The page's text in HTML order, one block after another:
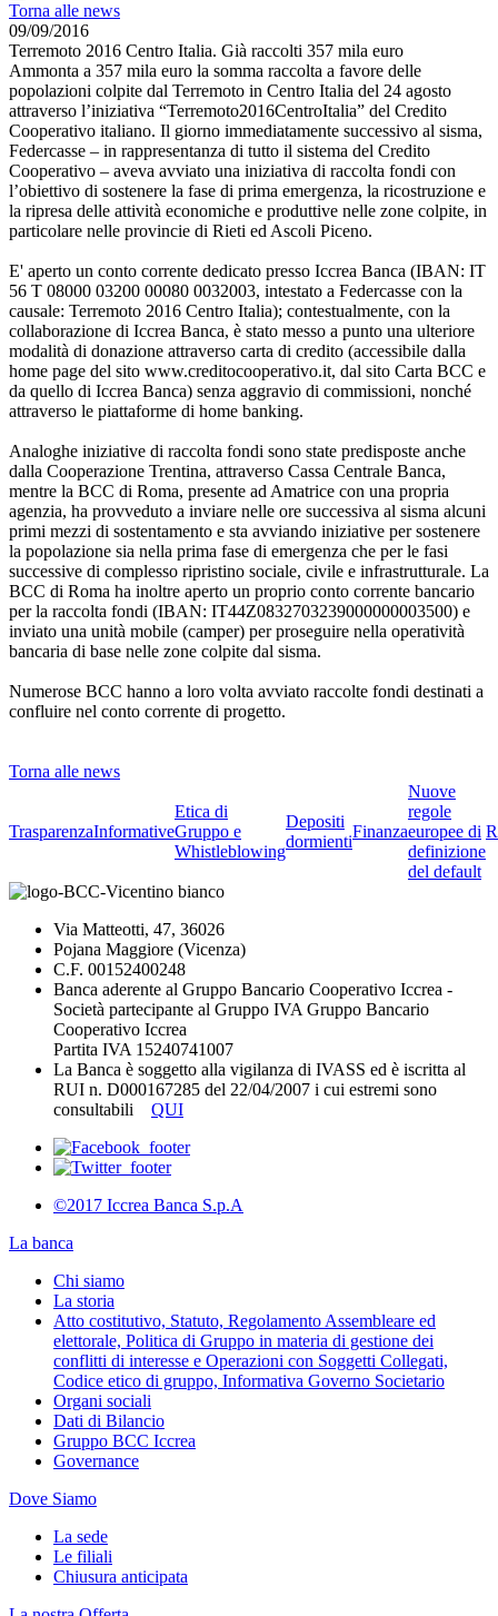
Torna alle news
09/09/2016
Terremoto 2016 Centro Italia. Già raccolti 357 mila euro
Ammonta a 357 mila euro la somma raccolta a favore delle
popolazioni colpite dal Terremoto in Centro Italia del 24 agosto
attraverso l’iniziativa “Terremoto2016CentroItalia” del Credito
Cooperativo italiano. Il giorno immediatamente successivo al sisma,
Federcasse – in rappresentanza di tutto il sistema del Credito
Cooperativo – aveva avviato una iniziativa di raccolta fondi con
l’obiettivo di sostenere la fase di prima emergenza, la ricostruzione e
la ripresa delle attività economiche e produttive nelle zone colpite, in
particolare nelle provincie di Rieti ed Ascoli Piceno.
E' aperto un conto corrente dedicato presso Iccrea Banca (IBAN: IT
56 T 08000 03200 00080 0032003, intestato a Federcasse con la
causale: Terremoto 2016 Centro Italia); contestualmente, con la
collaborazione di Iccrea Banca, è stato messo a punto una ulteriore
modalità di donazione attraverso carta di credito (accessibile dalla
home page del sito www.creditocooperativo.it, dal sito Carta BCC e
da quello di Iccrea Banca) senza aggravio di commissioni, nonché
attraverso le piattaforme di home banking.
Analoghe iniziative di raccolta fondi sono state predisposte anche
dalla Cooperazione Trentina, attraverso Cassa Centrale Banca,
mentre la BCC di Roma, presente ad Amatrice con una propria
agenzia, ha provveduto a inviare nelle ore successiva al sisma alcuni
primi mezzi di sostentamento e sta avviando iniziative per sostenere
la popolazione sia nella prima fase di emergenza che per le fasi
successive di complesso ripristino sociale, civile e infrastrutturale. La
BCC di Roma ha inoltre aperto un proprio conto corrente bancario
per la raccolta fondi (IBAN: IT44Z0832703239000000003500) e
inviato una unità mobile (camper) per proseguire nella operatività
bancaria di base nelle zone colpite dal sisma.
Numerose BCC hanno a loro volta avviato raccolte fondi destinati a
confluire nel conto corrente di progetto.
Torna alle news
TrasparenzaInformative
Etica di
Gruppo e
Whistleblowing
Depositi
dormienti
Finanza
Nuove
regole
europee di
definizione
del default
Via Matteotti, 47, 36026
Pojana Maggiore (Vicenza)
C.F. 00152400248
Banca aderente al Gruppo Bancario Cooperativo Iccrea -
Società partecipante al Gruppo IVA Gruppo Bancario
Cooperativo Iccrea
Partita IVA 15240741007
La Banca è soggetto alla vigilanza di IVASS ed è iscritta al
RUI n. D000167285 del 22/04/2007 i cui estremi sono
consultabili QUI
©2017 Iccrea Banca S.p.A
La banca
Chi siamo
La storia
Atto costitutivo, Statuto, Regolamento Assembleare ed
elettorale, Politica di Gruppo in materia di gestione dei
conflitti di interesse e Operazioni con Soggetti Collegati,
Codice etico di gruppo, Informativa Governo Societario
Organi sociali
Dati di Bilancio
Gruppo BCC Iccrea
Governance
Dove Siamo
La sede
Le filiali
Chiusura anticipata